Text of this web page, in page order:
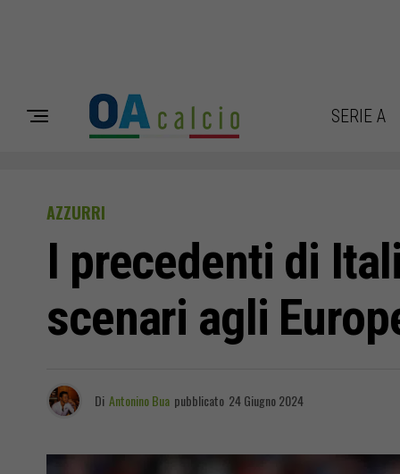
SERIE A
AZZURRI
I precedenti di
scenari agli
Di Antonino Bua pubblicato 24 Giugno 2024